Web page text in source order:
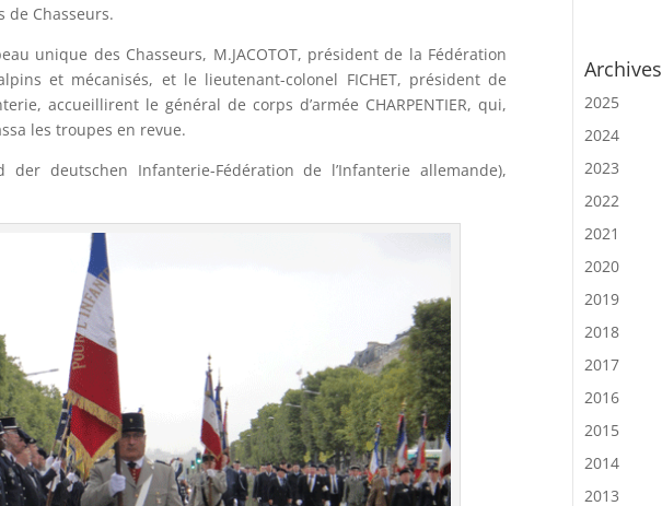
de Chasseurs.
unique des Chasseurs, M.JACOTOT, président de la Fédération
et mécanisés, et le lieutenant-colonel FICHET, président de
accueillirent le général de corps d’armée CHARPENTIER, qui,
les troupes en revue.
deutschen Infanterie-Fédération de l’Infanterie allemande),
Archives
2025
2024
2023
2022
2021
2020
2019
2018
2017
2016
2015
2014
2013